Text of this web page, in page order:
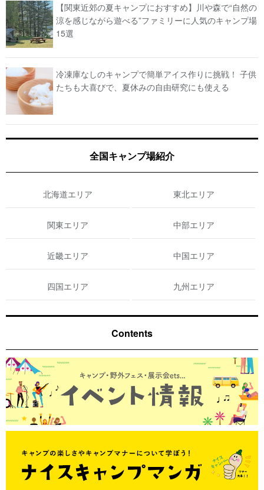
【関東近郊の夏キャンプにおすすめ】川や森で“自然の
涼を感じながら遊べる”ファミリーに人気のキャンプ場
15選
冷凍庫なしのキャンプで簡単アイス作りに挑戦！ 子供
たちも大喜びで、夏休みの自由研究にも使える
全国キャンプ場紹介
北海道エリア 東北エリア
関東エリア 中部エリア
近畿エリア 中国エリア
四国エリア 九州エリア
Contents